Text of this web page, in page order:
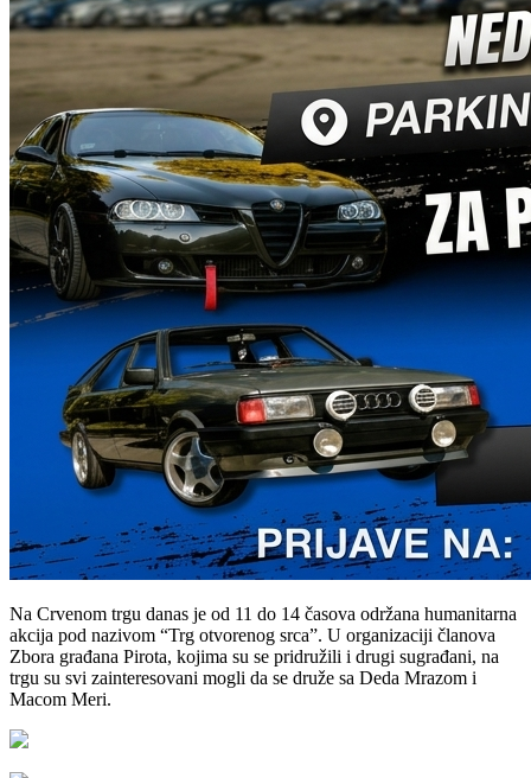
Na Crvenom trgu danas je od 11 do 14 časova održana humanitarna
akcija pod nazivom “Trg otvorenog srca”. U organizaciji članova
Zbora građana Pirota, kojima su se pridružili i drugi sugrađani, na
trgu su svi zainteresovani mogli da se druže sa Deda Mrazom i
Macom Meri.